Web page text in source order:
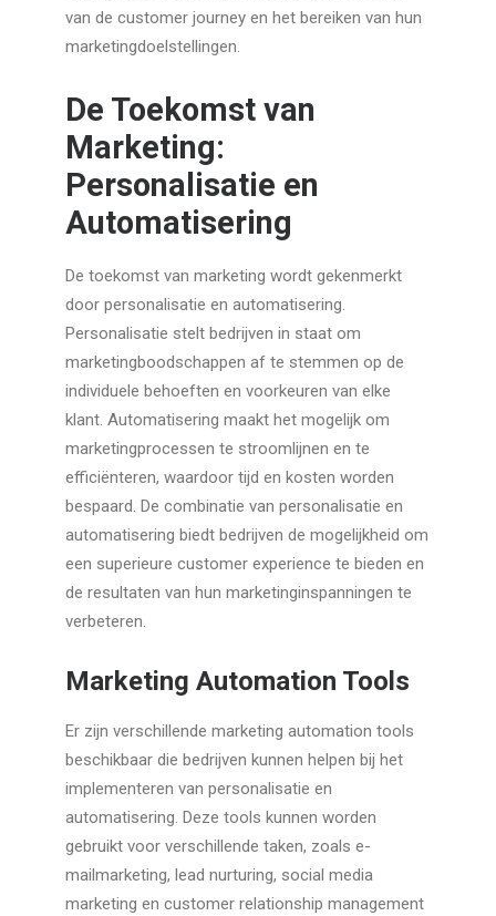
van de customer journey en het bereiken van hun
marketingdoelstellingen.
De Toekomst van
Marketing:
Personalisatie en
Automatisering
De toekomst van marketing wordt gekenmerkt
door personalisatie en automatisering.
Personalisatie stelt bedrijven in staat om
marketingboodschappen af te stemmen op de
individuele behoeften en voorkeuren van elke
klant. Automatisering maakt het mogelijk om
marketingprocessen te stroomlijnen en te
efficiënteren, waardoor tijd en kosten worden
bespaard. De combinatie van personalisatie en
automatisering biedt bedrijven de mogelijkheid om
een superieure customer experience te bieden en
de resultaten van hun marketinginspanningen te
verbeteren.
Marketing Automation Tools
Er zijn verschillende marketing automation tools
beschikbaar die bedrijven kunnen helpen bij het
implementeren van personalisatie en
automatisering. Deze tools kunnen worden
gebruikt voor verschillende taken, zoals e-
mailmarketing, lead nurturing, social media
marketing en customer relationship management